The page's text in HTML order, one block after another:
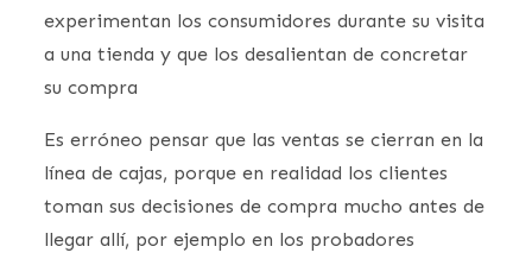
experimentan los consumidores durante su visita
a una tienda y que los desalientan de concretar
su compra
Es erróneo pensar que las ventas se cierran en la
línea de cajas, porque en realidad los clientes
toman sus decisiones de compra mucho antes de
llegar allí, por ejemplo en los probadores